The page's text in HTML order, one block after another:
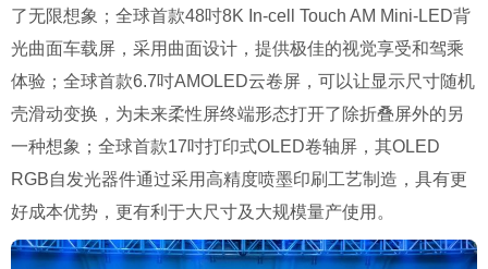
了无限想象；全球首款48吋8K In-cell Touch AM Mini-LED背
光曲面车载屏，采用曲面设计，提供极佳的视觉享受和驾乘
体验；全球首款6.7吋AMOLED云卷屏，可以让显示尺寸随机
壳滑动变换，为未来柔性屏终端形态打开了除折叠屏外的另
一种想象；全球首款17吋打印式OLED卷轴屏，其OLED
RGB自发光器件通过采用高精度喷墨印刷工艺制造，具有更
好成本优势，更有利于大尺寸及大规模量产使用。